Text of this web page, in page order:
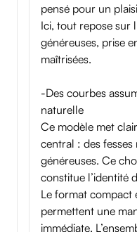
pensé pour un
Ici, tout repose sur
généreuses, prise
maîtrisées.
-Des courbes
naturelle
Ce modèle met
central : des
généreuses. Ce
constitue l’identité
Le format compact
permettent une
immédiate.